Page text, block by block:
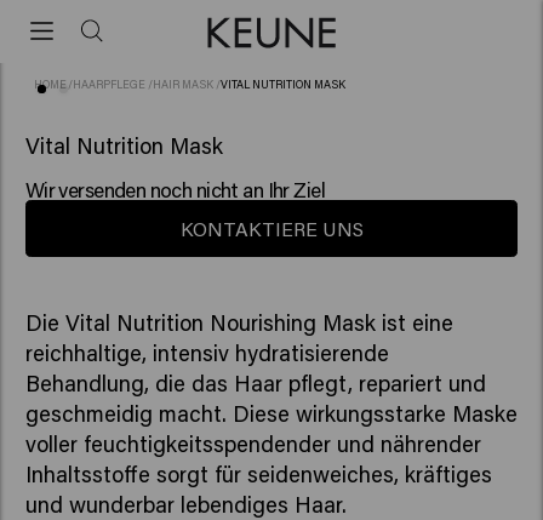
HOME /HAARPFLEGE /HAIR MASK /VITAL NUTRITION MASK
Vital Nutrition Mask
Wir versenden noch nicht an Ihr Ziel
KONTAKTIERE UNS
Die Vital Nutrition Nourishing Mask ist eine
reichhaltige, intensiv hydratisierende
Behandlung, die das Haar pflegt, repariert und
geschmeidig macht. Diese wirkungsstarke Maske
voller feuchtigkeitsspendender und nährender
Inhaltsstoffe sorgt für seidenweiches, kräftiges
und wunderbar lebendiges Haar.